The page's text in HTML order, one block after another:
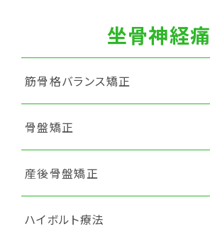
坐骨神経痛
筋骨格バランス矯正
骨盤矯正
産後骨盤矯正
ハイボルト療法